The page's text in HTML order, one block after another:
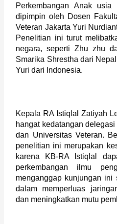
Perkembangan Anak
dipimpin oleh Dosen
Veteran Jakarta Yuri
Penelitian ini turut
negara, seperti Zhu zhu
Smarika Shrestha dari
Yuri dari Indonesia.
Kepala RA Istiqlal Zatiyah
hangat kedatangan
dan Universitas Veteran.
penelitian ini merupakan
karena KB-RA Istiqlal
perkembangan ilmu
menganggap kunjungan ini
dalam memperluas
dan meningkatkan mutu